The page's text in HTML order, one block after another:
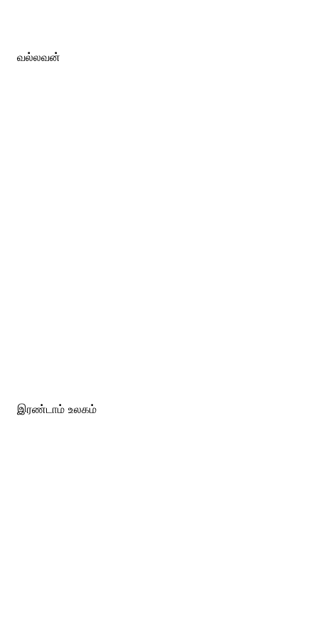
வல்லவன்
இரண்டாம் உலகம்